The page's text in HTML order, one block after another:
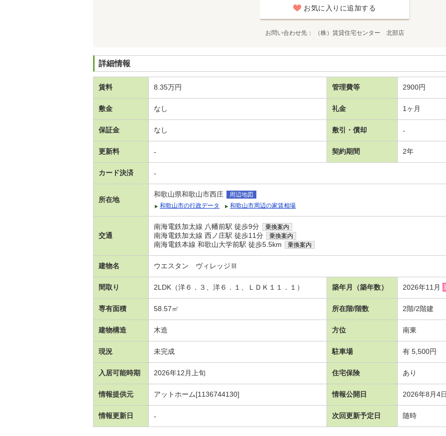
お気に入りに追加する
お問い合わせ先 （株）賃貸住宅センター 北部店
詳細情報
賃料 8.35万円 管理費等 2900円
敷金 なし 礼金 1ヶ月
保証金 なし 敷引・償却 -
更新料 - 契約期間 2年
カード決済 -
所在地
和歌山県和歌山市西庄
周辺地図
和歌山市の行政データ
和歌山市周辺の家賃相場
交通
南海電鉄加太線 八幡前駅 徒歩9分 乗換案内
南海電鉄加太線 西ノ庄駅 徒歩11分 乗換案内
南海電鉄本線 和歌山大学前駅 徒歩5.5km 乗換案内
建物名 ウエスタン ヴィレッジⅢ
間取り 2LDK（洋６．３、洋６．１、ＬＤＫ１１．１） 築年月（築年数） 2026年11月
専有面積 58.57㎡ 所在階/階数 2階/2階建
建物構造 木造 方位 南東
現況 未完成 駐車場 有 5,500円
入居可能時期 2026年12月上旬 住宅保険 あり
情報提供元 アットホーム[1136744130] 情報公開日 2026年8月4
情報更新日 - 次回更新予定日 随時